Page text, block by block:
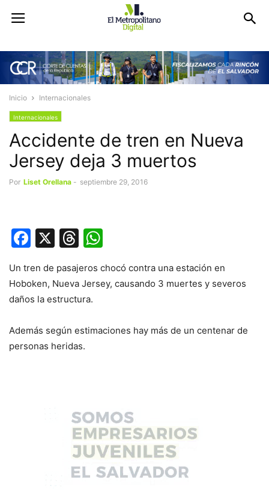
Inicio Internacionales
Internacionales
Accidente de tren en Nueva
Jersey deja 3 muertos
Por Liset Orellana - septiembre 29, 2016
Facebook
X Threads
Un tren de pasajeros chocó contra una estación en
Hoboken, Nueva Jersey, causando 3 muertes y severos
daños la estructura.
Además según estimaciones hay más de un centenar de
personas heridas.